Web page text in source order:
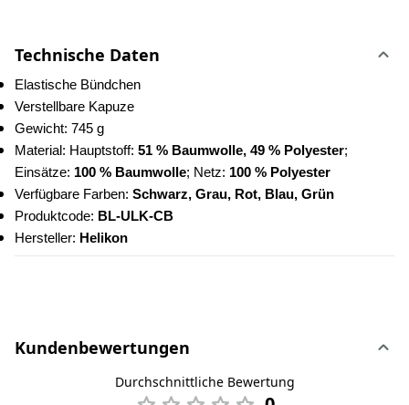
Technische Daten
Elastische Bündchen
Verstellbare Kapuze
Gewicht: 745 g
Material: Hauptstoff: 51 % Baumwolle, 49 % Polyester;
Einsätze: 100 % Baumwolle; Netz: 100 % Polyester
Verfügbare Farben: Schwarz, Grau, Rot, Blau, Grün
Produktcode: BL-ULK-CB
Hersteller: Helikon
Kundenbewertungen
Durchschnittliche Bewertung